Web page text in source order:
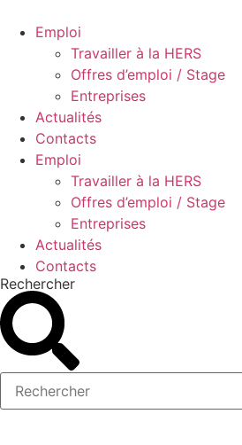
Emploi
Travailler à la HERS
Offres d’emploi / Stage
Entreprises
Actualités
Contacts
Emploi
Travailler à la HERS
Offres d’emploi / Stage
Entreprises
Actualités
Contacts
Rechercher